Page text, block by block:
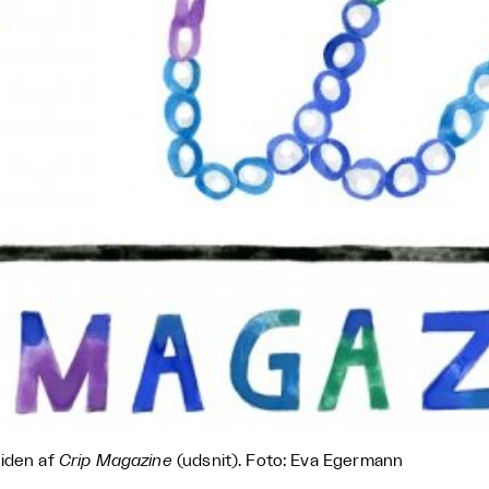
af Crip Magazine (udsnit). Foto: Eva Egermann